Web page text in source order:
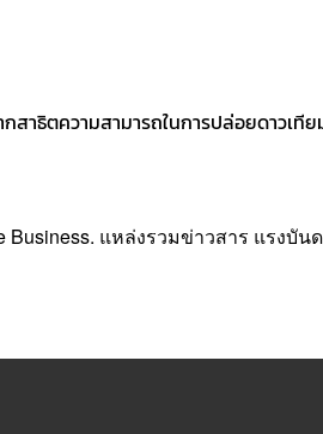
าธิตความสามารถในการปล่อยดาวเ
Business. แหล่งรวมข่าวสาร แรง